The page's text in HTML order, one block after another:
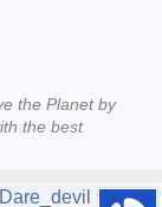
the Planet by
the best
Dare_devil